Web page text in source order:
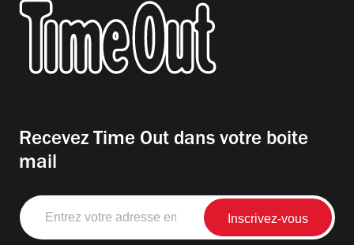
Recevez Time Out dans votre boite
mail
Entrez
votre